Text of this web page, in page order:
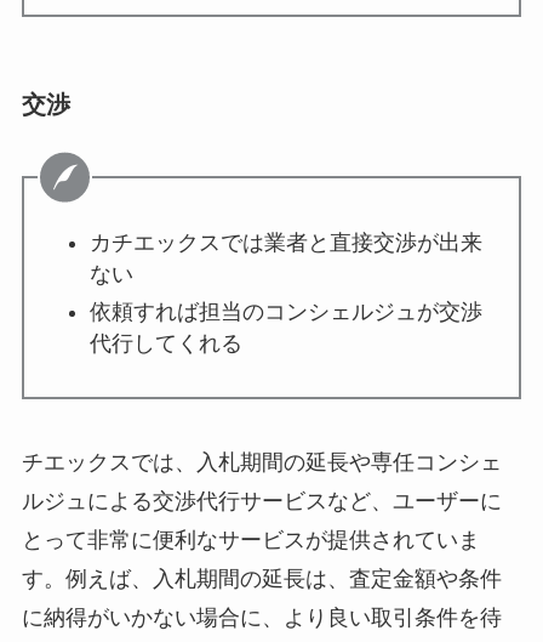
交渉
カチエックスでは業者と直接交渉が出来
ない
依頼すれば担当のコンシェルジュが交渉
代行してくれる
チエックスでは、入札期間の延長や専任コンシェ
ルジュによる交渉代行サービスなど、ユーザーに
とって非常に便利なサービスが提供されていま
す。例えば、入札期間の延長は、査定金額や条件
に納得がいかない場合に、より良い取引条件を待